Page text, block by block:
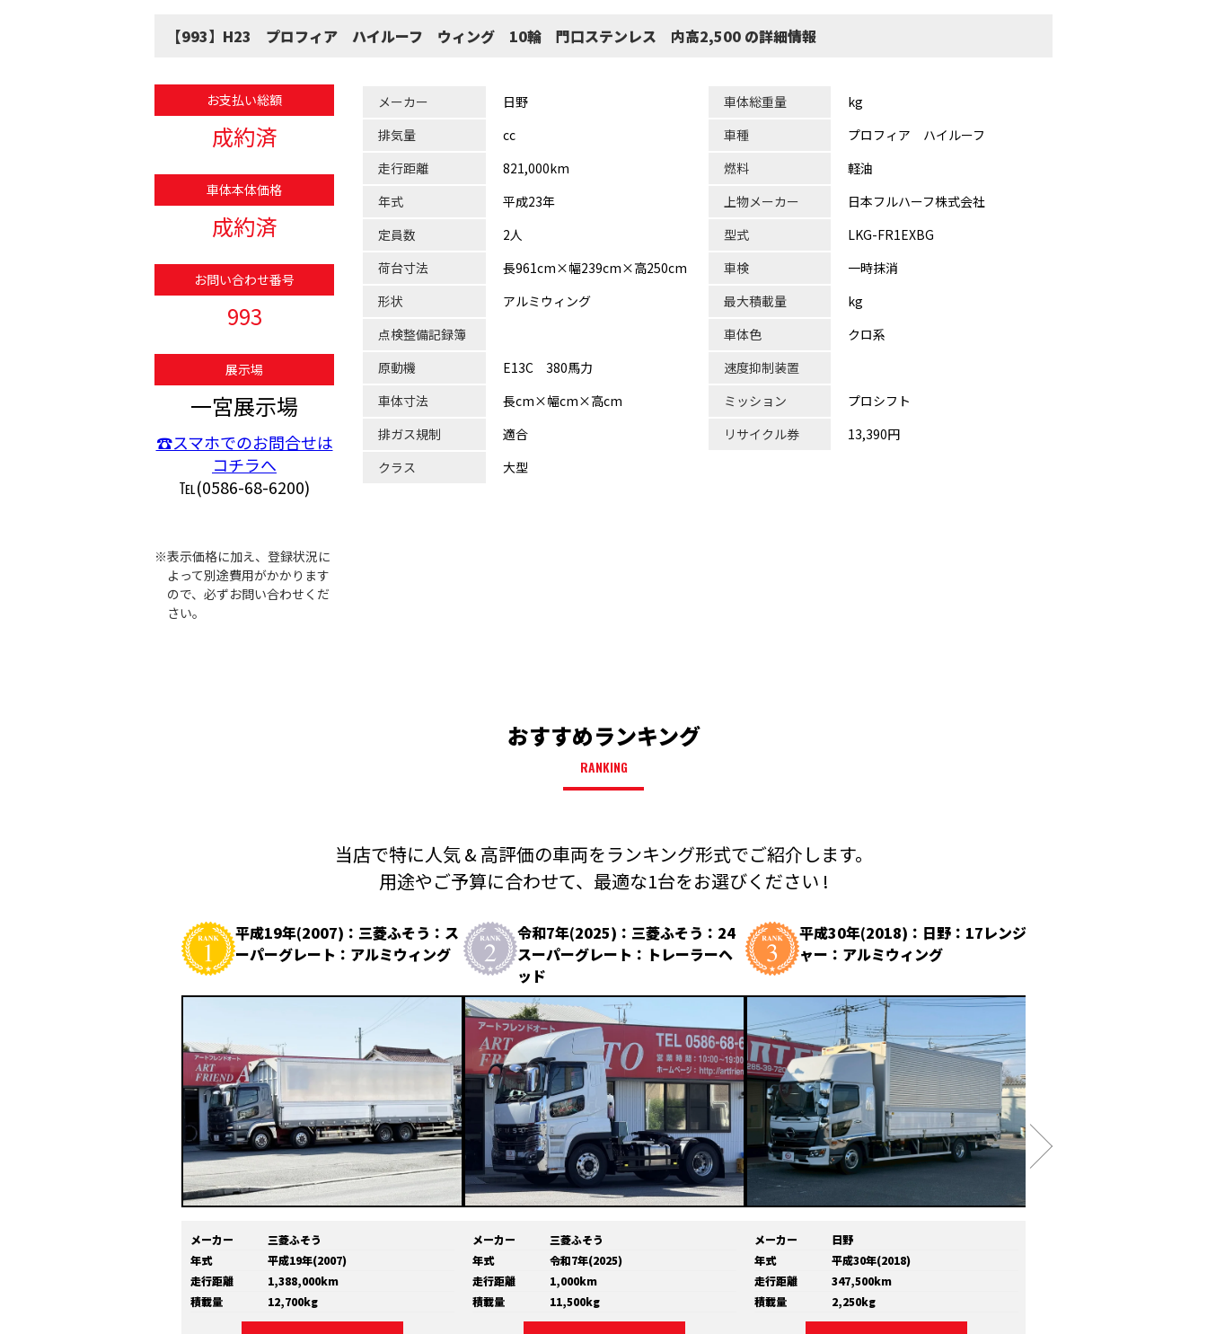
【993】H23 プロフィア ハイルーフ ウィング 10輪 門口ステンレス 内高2,500 の詳細情報
お支払い総額
成約済
車体本体価格
成約済
お問い合わせ番号
993
展示場
一宮展示場
☎スマホでのお問合せは
コチラへ
℡(0586-68-6200)
※表示価格に加え、登録状況に
よって別途費用がかかります
ので、必ずお問い合わせくだ
さい。
メーカー 日野 車体総重量
kg
排気量
cc 車種
プロフィア ハイルーフ
走行距離
821,000km 燃料
軽油
年式
平成23年 上物メーカー
日本フルハーフ株式会社
定員数
2人 型式
LKG-FR1EXBG
荷台寸法
長961cm×幅239cm×高250cm 車検
一時抹消
形状
アルミウィング 最大積載量
kg
点検整備記録簿
車体色
クロ系
原動機
E13C 380馬力
速度抑制装置
車体寸法
長cm×幅cm×高cm ミッション
プロシフト
排ガス規制
適合 リサイクル券
13,390円
クラス
大型
おすすめランキング
RANKING
当店で特に人気 & 高評価の車両をランキング形式でご紹介します。
用途やご予算に合わせて、 最適な1台をお選びください !
平成19年(2007)：三菱ふそう：ス
ーパーグレート：アルミウィング
メーカー
三菱ふそう
年式
平成19年(2007)
走行距離
1,388,000km
積載量
12,700kg
令和7年(2025)：三菱ふそう：24
スーパーグレート：トレーラーヘ
ッド
メーカー
三菱ふそう
年式
令和7年(2025)
走行距離
1,000km
積載量
11,500kg
平成30年(2018)：日野：17レンジ
ャー：アルミウィング
メーカー
日野
年式
平成30年(2018)
走行距離
347,500km
積載量
2,250kg